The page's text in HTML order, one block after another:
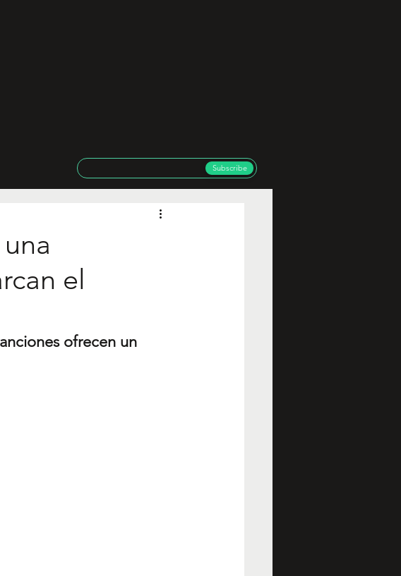
Subscribe
el
ofrecen un